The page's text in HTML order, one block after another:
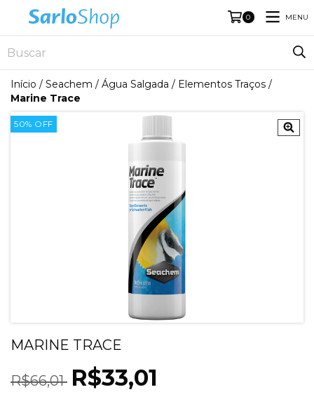
0 MENU
Início / Seachem / Água Salgada / Elementos Traços /
Marine Trace
50% OFF
MARINE TRACE
R$66,01 R$33,01